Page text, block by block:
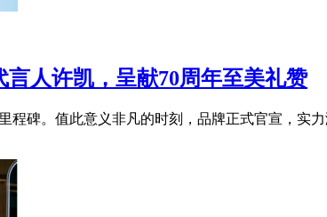
人许凯，呈献70周年至美礼赞
程碑。值此意义非凡的时刻，品牌正式官宣，实